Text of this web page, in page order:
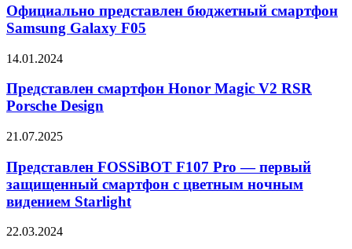
расстояния
до
метров
бюджетный
смартфон
Samsung
F05
Официально представлен бюджетный смартфон
Samsung Galaxy F05
Представлен
Honor
Magic
V2
Porsche
14.01.2024
Представлен смартфон Honor Magic V2 RSR
Porsche Design
Представлен
F107
Pro
—
первый
смартфон
21.07.2025
Представлен FOSSiBOT F107 Pro — первый
защищенный смартфон с цветным ночным
видением Starlight
Xiaomi,
22.03.2024